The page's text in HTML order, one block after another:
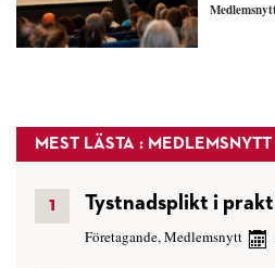
MEST LÄSTA : MEDLEMSNYTT
Tystnadsplikt i
Företagande,Medlemsnytt